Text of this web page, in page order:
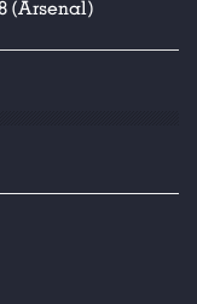
(Arsenal)